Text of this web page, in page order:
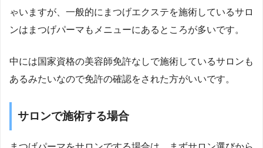
ゃいますが、一般的にまつげエクステを施術しているサロ
ンはまつげパーマもメニューにあるところが多いです。
中には国家資格の美容師免許なしで施術しているサロンも
あるみたいなので免許の確認をされた方がいいです。
サロンで施術する場合